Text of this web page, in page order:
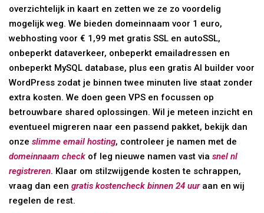
overzichtelijk in kaart en zetten we ze zo voordelig
mogelijk weg. We bieden domeinnaam voor 1 euro,
webhosting voor € 1,99 met gratis SSL en autoSSL,
onbeperkt dataverkeer, onbeperkt emailadressen en
onbeperkt MySQL database, plus een gratis AI builder voor
WordPress zodat je binnen twee minuten live staat zonder
extra kosten. We doen geen VPS en focussen op
betrouwbare shared oplossingen. Wil je meteen inzicht en
eventueel migreren naar een passend pakket, bekijk dan
onzeslimme email hosting, controleer je namen met de
domeinnaam check of leg nieuwe namen vast viasnel nl
registreren. Klaar om stilzwijgende kosten te schrappen,
vraag dan eengratis kostencheck binnen 24 uuraan en wij
regelen de rest.